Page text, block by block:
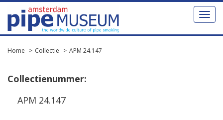
Toggle
Home Collectie APM 24.147
Collectienummer:
APM 24.147